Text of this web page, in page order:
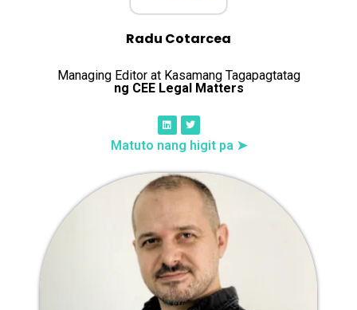
Radu Cotarcea
Managing Editor at Kasamang Tagapagtatag
ng CEE Legal Matters
Matuto nang higit pa ➤